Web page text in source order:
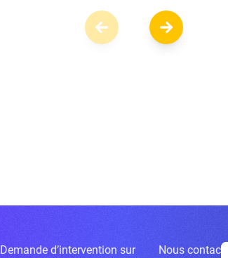
Demande d’intervention sur Nous contacter